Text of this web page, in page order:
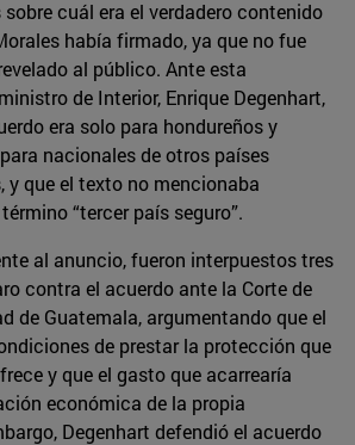
cuál era el verdadero contenido
había firmado, ya que no fue
al público. Ante esta
de Interior, Enrique Degenhart,
era solo para hondureños y
nacionales de otros países
y que el texto no mencionaba
“tercer país seguro”.
al anuncio, fueron interpuestos tres
contra el acuerdo ante la Corte de
de Guatemala, argumentando que el
de prestar la protección que
y que el gasto que acarrearía
económica de la propia
Degenhart defendió el acuerdo